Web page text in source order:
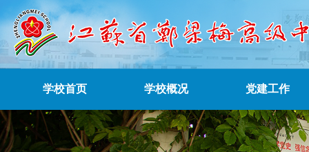
学校首页 学校概况 党建工作